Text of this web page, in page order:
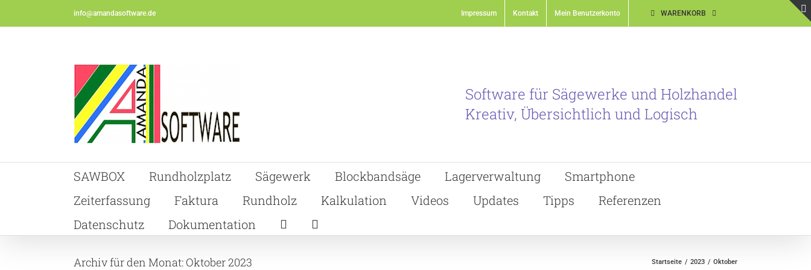
to
info@amandasoftware.de Impressum Kontakt Mein Benutzerkonto WARENKORB
Software für Sägewerke und Holzhandel
Kreativ, Übersichtlich und Logisch
SAWBOX Rundholzplatz Sägewerk Blockbandsäge Lagerverwaltung
Smartphone
Zeiterfassung
Faktura Rundholz Kalkulation Videos Updates Tipps
Referenzen
Datenschutz
Dokumentation
Archiv für den Monat: Oktober 2023 Startseite 2023 Oktober